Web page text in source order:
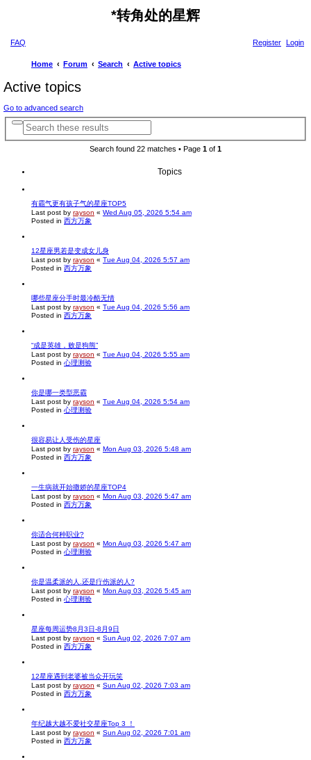
*转角处的星辉
FAQ Login
Register
Home Forum Search Active topics
Active topics
Go to advanced search
S
e
A
d
v
e
s
Search found 22 matches • Page 1 of 1
Topics
有霸气更有孩子气的星座TOP5
Last post by rayson « Wed Aug 05, 2026 5:54 am
Posted in 西方万象
12星座男若是变成女儿身
Last post by rayson « Tue Aug 04, 2026 5:57 am
Posted in 西方万象
哪些星座分手时最冷酷无情
Last post by rayson « Tue Aug 04, 2026 5:56 am
Posted in 西方万象
“成是英雄，败是狗熊”
Last post by rayson « Tue Aug 04, 2026 5:55 am
Posted in 心理测验
你是哪一类型恶霸
Last post by rayson « Tue Aug 04, 2026 5:54 am
Posted in 心理测验
很容易让人受伤的星座
Last post by rayson « Mon Aug 03, 2026 5:48 am
Posted in 西方万象
一生病就开始撒娇的星座TOP4
Last post by rayson « Mon Aug 03, 2026 5:47 am
Posted in 西方万象
你适合何种职业?
Last post by rayson « Mon Aug 03, 2026 5:47 am
Posted in 心理测验
你是温柔派的人.还是疔伤派的人?
Last post by rayson « Mon Aug 03, 2026 5:45 am
Posted in 心理测验
星座每周运势8月3日-8月9日
Last post by rayson « Sun Aug 02, 2026 7:07 am
Posted in 西方万象
12星座遇到老婆被当众开玩笑
Last post by rayson « Sun Aug 02, 2026 7:03 am
Posted in 西方万象
年纪越大越不爱社交星座Top 3 ！
Last post by rayson « Sun Aug 02, 2026 7:01 am
Posted in 西方万象